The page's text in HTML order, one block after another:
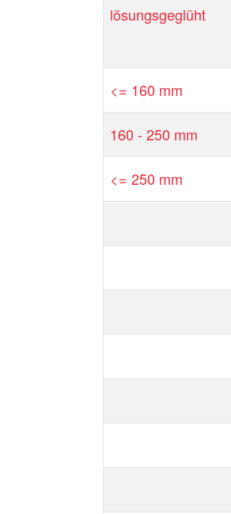
lösungsgeglüht
<= 160 mm
160 - 250 mm
<= 250 mm